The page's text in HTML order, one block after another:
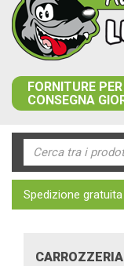
FORNITURE
CONSEGNA
Spedizione gratuita
CARROZZERIA